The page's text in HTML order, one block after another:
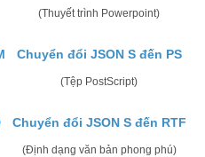
(Thuyết trình Powerpoint)
Chuyển đổi JSON S đến PS
(Tệp PostScript)
Chuyển đổi JSON S đến RTF
(Định dạng văn bản phong phú)